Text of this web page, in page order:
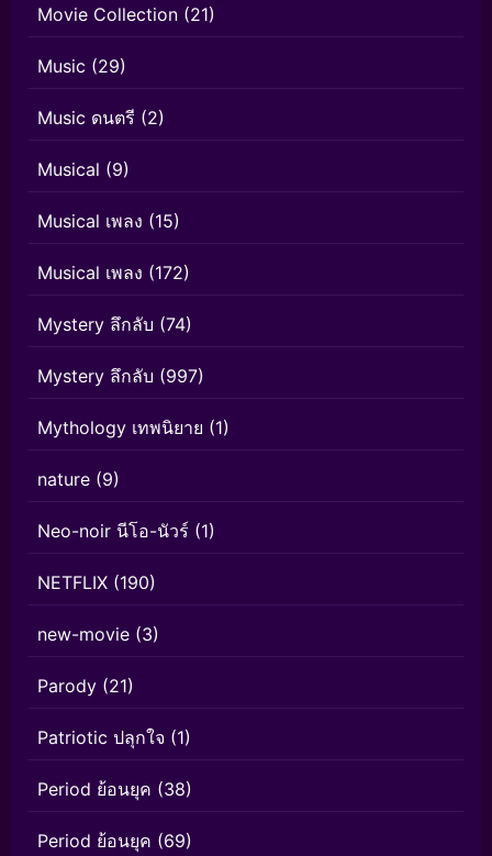
Movie Collection (21)
Music (29)
Music ดนตรี (2)
Musical (9)
Musical เพลง (15)
Musical เพลง (172)
Mystery ลึกลับ (74)
Mystery ลึกลับ (997)
Mythology เทพนิยาย (1)
nature (9)
Neo-noir นีโอ-นัวร์ (1)
NETFLIX (190)
new-movie (3)
Parody (21)
Patriotic ปลุกใจ (1)
Period ย้อนยุค (38)
Period ย้อนยุค (69)